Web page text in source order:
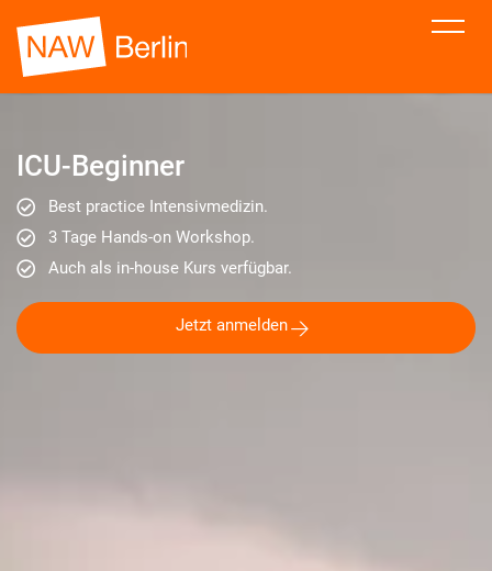
ICU-Beginner
Best practice Intensivmedizin.
3 Tage Hands-on Workshop.
Auch als in-house Kurs verfügbar.
Jetzt anmelden